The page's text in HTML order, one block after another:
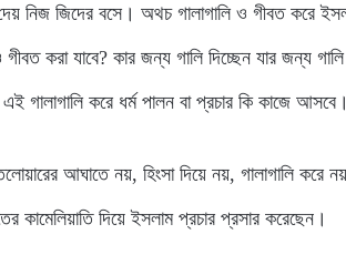
নিজ জিদের বসে। অথচ গালাগালি ও গীবত করে
করা যাবে? কার জন্য গালি দিচ্ছেন যার জন্য গালি
গালাগালি করে ধর্ম পালন বা প্রচার কি কাজে আসবে।
আঘাতে নয়, হিংসা দিয়ে নয়, গালাগালি করে
দিয়ে ইসলাম প্রচার প্রসার করেছেন।